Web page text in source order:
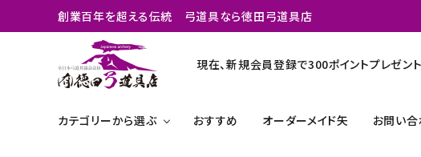
創業百年を超える伝統 弓道具なら徳田弓道具店
現在、新規会員登録で300ポイントプレゼント
カテゴリーから選ぶ おすすめ オーダーメイド矢 お問い